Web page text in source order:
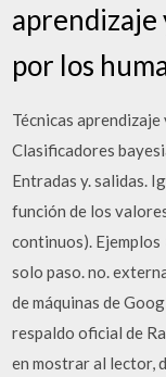
aprendizaje
por los
Técnicas
Clasificadores
Entradas y. salidas.
función de los
continuos). Ejemplos
solo paso. no.
de máquinas de
respaldo oficial de
en mostrar al lector,